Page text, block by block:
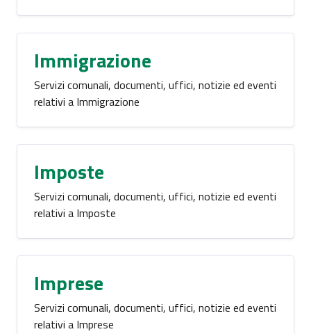
Immigrazione
Servizi comunali, documenti, uffici, notizie ed eventi
relativi a Immigrazione
Imposte
Servizi comunali, documenti, uffici, notizie ed eventi
relativi a Imposte
Imprese
Servizi comunali, documenti, uffici, notizie ed eventi
relativi a Imprese